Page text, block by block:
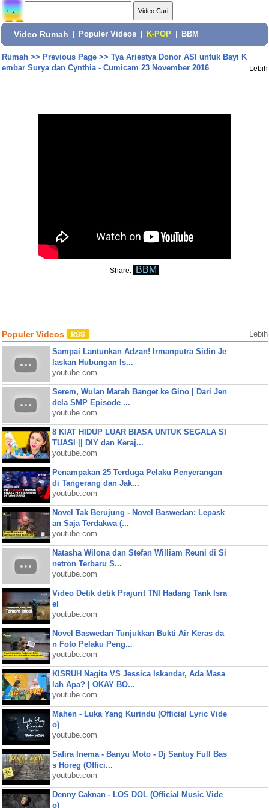
Video Rumah Populer Videos K-POP BBM
Rumah>> Previous Page>> Tya Ariestya Donor ASI untuk Bayi K
embar Surya dan Cynthia - Cumicam 23 November 2016
Lebih
Share: BBM
Populer Videos Lebih
Sampai Lantunkan Adzan! Irmanputra Sidin Je
laskan Hubungan Is...
youtube.com
Serem, Wulan Marah Banget ke Gino | Dari Jen
dela SMP Episode ...
youtube.com
8 KIAT HIDUP LUAR BIASA UNTUK SEGALA SI
TUASI || DIY dan Keraj...
youtube.com
Penampakan 25 Terduga Pelaku Penyerangan
di Tangerang dan Jak...
youtube.com
Novel Tak Berujung - Novel Baswedan: Lepask
an Saja Terdakwa (...
youtube.com
Natasha Wilona dan Stefan William Reuni di Si
netron Terbaru S...
youtube.com
Video Detik detik Prajurit TNI Hadang Tank Isra
el
youtube.com
Novel Baswedan Tunjukkan Bukti Air Keras da
n Foto Pelaku Peng...
youtube.com
KISRUH Nagita VS Jessica Iskandar, Ada Masa
lah Apa? | OKAY BO...
youtube.com
Mahen - Luka Yang Kurindu (Official Lyric Vide
o)
youtube.com
Safira Inema - Banyu Moto - Dj Santuy Full Bas
s Horeg (Offici...
youtube.com
Denny Caknan - LOS DOL (Official Music Vide
o)